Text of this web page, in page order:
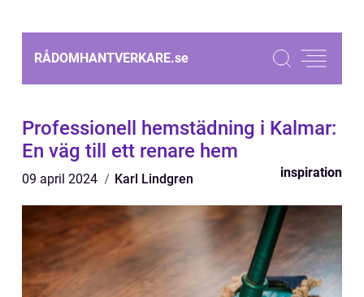
RÅDOMHANTVERKARE.se
Professionell hemstädning i Kalmar:
En väg till ett renare hem
09 april 2024 Karl Lindgren inspiration